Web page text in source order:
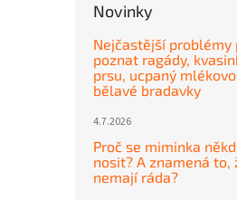
Novinky
Nejčastější problémy
poznat ragády,
prsu, ucpaný
bělavé bradavky
4.7.2026
Proč se miminka
nosit? A znamená to,
nemají ráda?